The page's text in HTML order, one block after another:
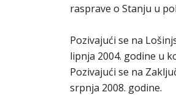
rasprave o Stanju u
Pozivajući se na
lipnja 2004. godine u
Pozivajući se na
srpnja 2008. godine.